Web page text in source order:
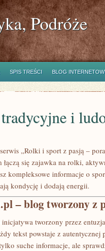
Podróże
SPIS TREŚCI BLOG
i
„Rolki i sport z pasją –
się zajawka na rolki,
kompleksowe informacje o
kondycję i dodają energii.
– blog tworzony z
tworzony przez
tekst powstaje z
suche informacje, ale